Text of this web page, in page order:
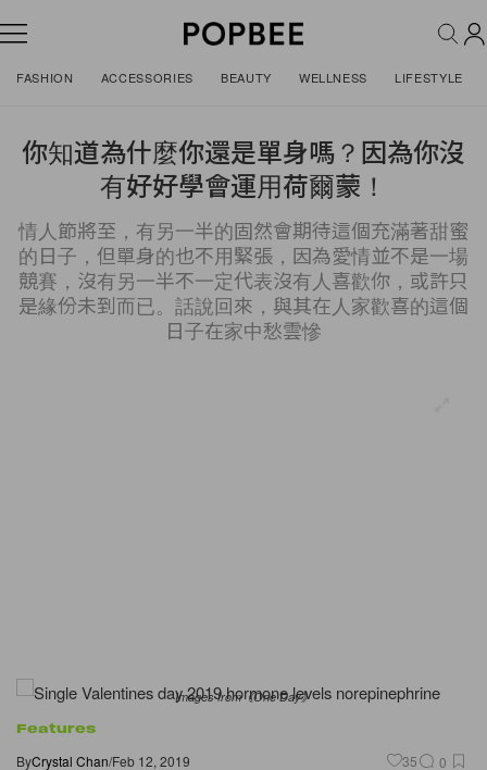
FASHION ACCESSORIES BEAUTY WELLNESS LIFESTYLE
你知道為什麼你還是單身嗎？因為你沒
有好好學會運用荷爾蒙！
情人節將至，有另一半的固然會期待這個充滿著甜蜜
的日子，但單身的也不用緊張，因為愛情並不是一場
競賽，沒有另一半不一定代表沒有人喜歡你，或許只
是緣份未到而已。話說回來，與其在人家歡喜的這個
日子在家中愁雲慘
Images from《One Day》
Features
ByCrystal Chan/Feb 12, 2019 35 0